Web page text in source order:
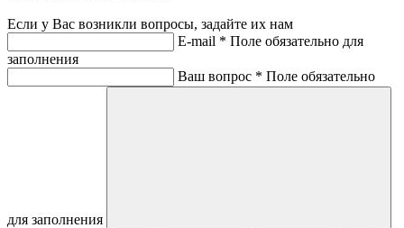
Если у Вас возникли вопросы, задайте их нам
E-mail * Поле обязательно для
заполнения
Ваш вопрос * Поле обязательно
для заполнения